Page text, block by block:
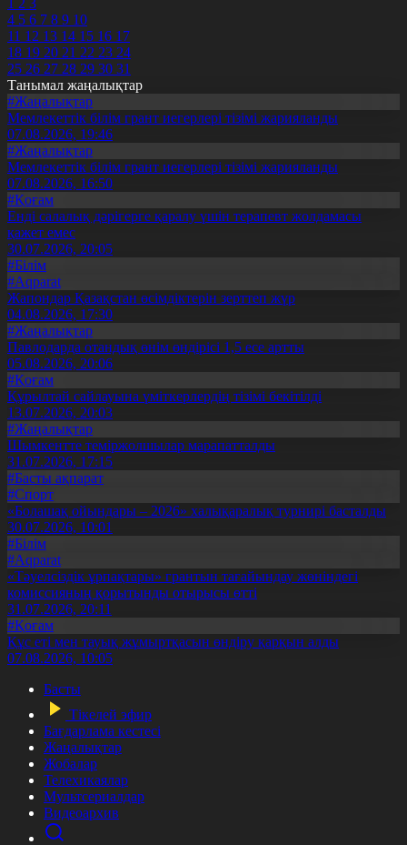
4 5 6 7 8 9 10
11 12 13 14 15 16 17
18 19 20 21 22 23 24
25 26 27 28 29 30 31
Танымал жаңалықтар
#Жаңалықтар
Мемлекеттік білім грант иегерлері тізімі жарияланды
07.08.2026, 19:46
#Жаңалықтар
Мемлекеттік білім грант иегерлері тізімі жарияланды
07.08.2026, 16:50
#Қоғам
Енді салалық дәрігерге қаралу үшін терапевт жолдамасы
қажет емес
30.07.2026, 20:05
#Білім
#Aqparat
Жапондар Қазақстан өсімдіктерін зерттеп жүр
04.08.2026, 17:30
#Жаңалықтар
Павлодарда отандық өнім өндірісі 1,5 есе артты
05.08.2026, 20:06
#Қоғам
Құрылтай сайлауына үміткерлердің тізімі бекітілді
13.07.2026, 20:03
#Жаңалықтар
Шымкентте теміржолшылар марапатталды
31.07.2026, 17:15
#Басты ақпарат
#Спорт
«Болашақ ойындары – 2026» халықаралық турнирі басталды
30.07.2026, 10:01
#Білім
#Aqparat
«Тәуелсіздік ұрпақтары» грантын тағайындау жөніндегі
комиссияның қорытынды отырысы өтті
31.07.2026, 20:11
#Қоғам
Құс еті мен тауық жұмыртқасын өндіру қарқын алды
07.08.2026, 10:05
Басты
Тікелей эфир
Бағдарлама кестесі
Жаңалықтар
Жобалар
Телехикаялар
Мультсериалдар
Видеоархив